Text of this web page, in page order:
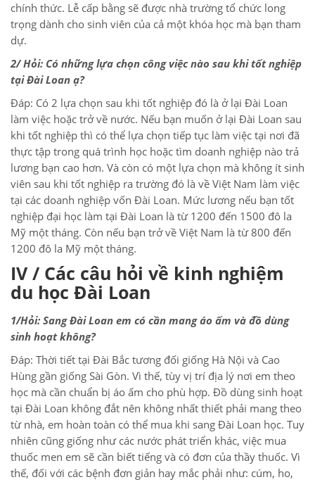
chính thức. Lễ cấp bằng sẽ được nhà trường tổ chức long
trọng dành cho sinh viên của cả một khóa học mà bạn tham
dự.
2/ Hỏi: Có những lựa chọn công việc nào sau khi tốt nghiệp
tại Đài Loan ạ?
Đáp: Có 2 lựa chọn sau khi tốt nghiệp đó là ở lại Đài Loan
làm việc hoặc trở về nước. Nếu bạn muốn ở lại Đài Loan sau
khi tốt nghiệp thì có thể lựa chọn tiếp tục làm việc tại nơi đã
thực tập trong quá trình học hoặc tìm doanh nghiệp nào trả
lương bạn cao hơn. Và còn có một lựa chọn mà không ít sinh
viên sau khi tốt nghiệp ra trường đó là về Việt Nam làm việc
tại các doanh nghiệp vốn Đài Loan. Mức lương nếu bạn tốt
nghiệp đại học làm tại Đài Loan là từ 1200 đến 1500 đô la
Mỹ một tháng. Còn nếu bạn trở về Việt Nam là từ 800 đến
1200 đô la Mỹ một tháng.
IV / Các câu hỏi về kinh nghiệm
du học Đài Loan
1/Hỏi: Sang Đài Loan em có cần mang áo ấm và đồ dùng
sinh hoạt không?
Đáp: Thời tiết tại Đài Bắc tương đối giống Hà Nội và Cao
Hùng gần giống Sài Gòn. Vì thế, tùy vị trí địa lý nơi em theo
học mà cần chuẩn bị áo ấm cho phù hợp. Đồ dùng sinh hoạt
tại Đài Loan không đắt nên không nhất thiết phải mang theo
từ nhà, em hoàn toàn có thể mua khi sang Đài Loan học. Tuy
nhiên cũng giống như các nước phát triển khác, việc mua
thuốc men em sẽ cần biết tiếng và có đơn của thầy thuốc. Vì
thế, đối với các bệnh đơn giản hay mắc phải như: cúm, ho,